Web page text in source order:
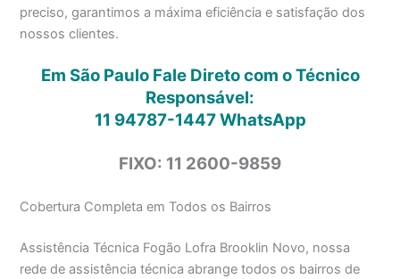
preciso, garantimos a máxima eficiência e satisfação dos
nossos clientes.
Em São Paulo Fale Direto com o Técnico
Responsável:
11 94787-1447WhatsApp
FIXO: 11 2600-9859
Cobertura Completa em Todos os Bairros
Assistência Técnica Fogão Lofra Brooklin Novo, nossa
rede de assistência técnica abrange todos os bairros de